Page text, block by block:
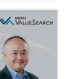
参加無料
ーズ